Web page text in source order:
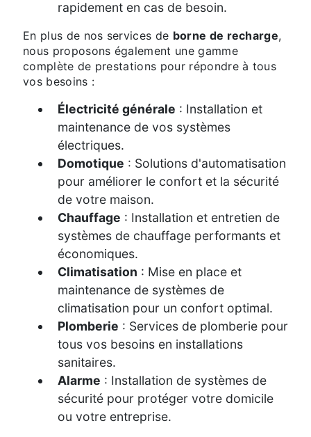
rapidement en cas de besoin.
En plus de nos services de borne de recharge,
nous proposons également une gamme
complète de prestations pour répondre à tous
vos besoins :
Électricité générale : Installation et
maintenance de vos systèmes
électriques.
Domotique : Solutions d'automatisation
pour améliorer le confort et la sécurité
de votre maison.
Chauffage : Installation et entretien de
systèmes de chauffage performants et
économiques.
Climatisation : Mise en place et
maintenance de systèmes de
climatisation pour un confort optimal.
Plomberie : Services de plomberie pour
tous vos besoins en installations
sanitaires.
Alarme : Installation de systèmes de
sécurité pour protéger votre domicile
ou votre entreprise.